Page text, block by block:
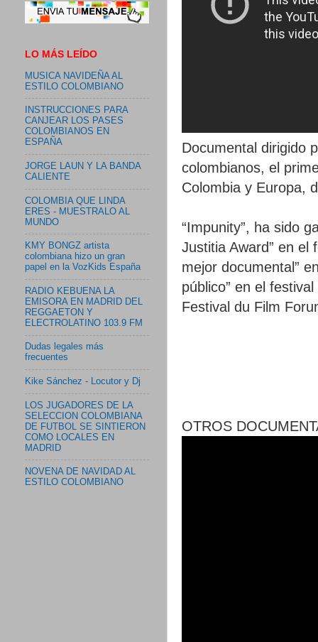
Documental dirigido
colombianos, el
Colombia y Europa,
“Impunity”, ha sido
Justitia Award” en el
mejor documental”
público” en el
Festival du Film
OTROS
LO MÁS LEÍDO
MUSICA NAVIDEÑA AL
ESTILO COLOMBIANO
INSTRUCCIONES PARA
CANJEAR LOS PASES
COLOMBIANOS EN
ESPAÑA
JORGE LAUN Y LA BANDA
CALIENTE
COLOMBIA QUE LINDA
ERES - MUESTRALO AL
MUNDO
KMY BONGZ artista
colombiana hizo un gran
papel en la VozKids España
RADIO KEBUENA LA
EMISORA EN MADRID DEL
REGGAETON Y
ELECTROLATINO 103.9 FM
Dudas legales más
frecuentes
Kike Sánchez - Locutor y Dj
LOS JUGADORES DE LA
SELECCION COLOMBIANA
DE FUTBOL SE SINTIERON
COMO LOCALES EN
MADRID
NOVENA DE NAVIDAD AL
ESTILO COLOMBIANO